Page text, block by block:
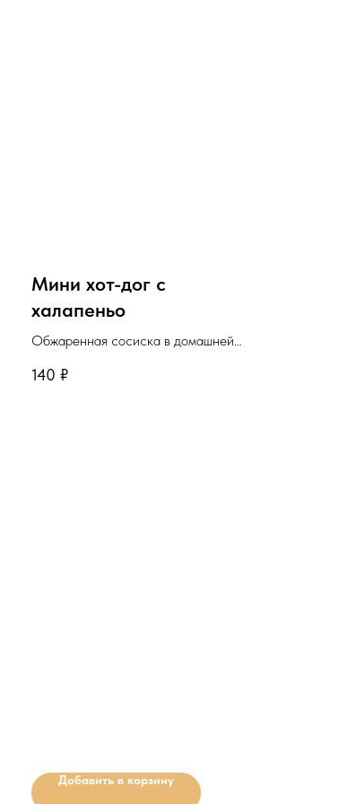
Мини хот-дог с
халапеньо
Обжаренная сосиска в домашней
халапеньо.
140 ₽
Добавить в корзину